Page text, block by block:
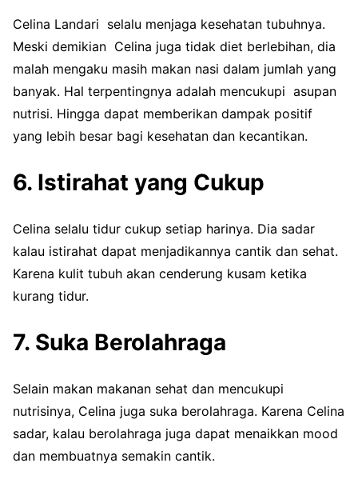
Celina Landari selalu menjaga kesehatan tubuhnya.
Meski demikian Celina juga tidak diet berlebihan, dia
malah mengaku masih makan nasi dalam jumlah yang
banyak. Hal terpentingnya adalah mencukupi asupan
nutrisi. Hingga dapat memberikan dampak positif
yang lebih besar bagi kesehatan dan kecantikan.
6. Istirahat yang Cukup
Celina selalu tidur cukup setiap harinya. Dia sadar
kalau istirahat dapat menjadikannya cantik dan sehat.
Karena kulit tubuh akan cenderung kusam ketika
kurang tidur.
7. Suka Berolahraga
Selain makan makanan sehat dan mencukupi
nutrisinya, Celina juga suka berolahraga. Karena Celina
sadar, kalau berolahraga juga dapat menaikkan mood
dan membuatnya semakin cantik.